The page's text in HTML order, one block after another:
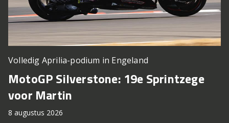
Volledig Aprilia-podium in Engeland
MotoGP Silverstone: 19e Sprintzege
voor Martin
8 augustus 2026